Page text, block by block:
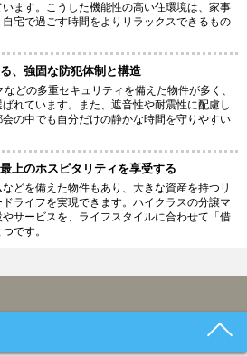
ます。こうした機能性の高い住環境は、家事
宅で過ごす時間をよりリラックスできるもの
、強固な防犯体制と構造
どの多重セキュリティを備えた物件が多く、
れています。また、遮音性や耐震性に配慮し
の中でも自分だけの静かな時間を守りやすい
上のホスピタリティを享受する
どを備えた物件もあり、大きな資産を持つリ
ライフを実現できます。ハイクラスの分譲マ
サービスを、ライフスタイルに合わせて「借
です。